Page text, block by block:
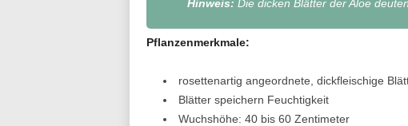
Hinweis: Die dicken Blätter der Aloe
Pflanzenmerkmale:
rosettenartig angeordnete, dickfleischige
Blätter speichern Feuchtigkeit
Wuchshöhe: 40 bis 60 Zentimeter